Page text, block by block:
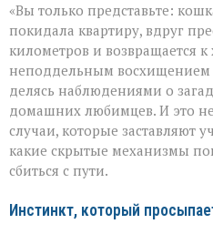
«Вы только представьте:
покидала квартиру, вдруг
километров и возвращается к
неподдельным восхищением
делясь наблюдениями о
домашних любимцев. И это
случаи, которые заставляют
какие скрытые механизмы
сбиться с пути.
Инстинкт, который